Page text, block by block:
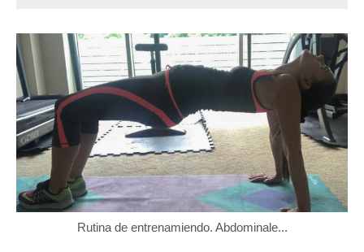
Rutina de entrenamiendo. Abdominale...